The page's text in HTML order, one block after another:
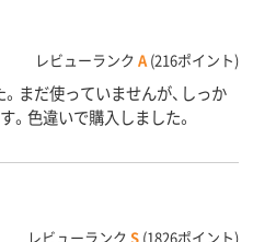
レビューランク A (216ポイント)
まだ使っていませんが、しっか
。色違いで購入しました。
レビューランク S (1826ポイント)